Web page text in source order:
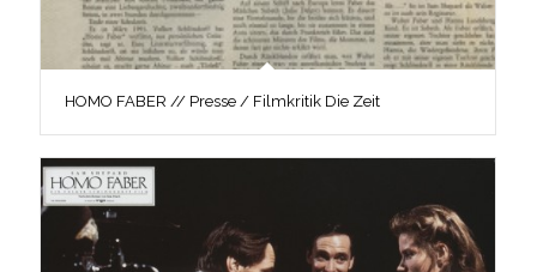
HOMO FABER // Presse / Filmkritik Die Zeit